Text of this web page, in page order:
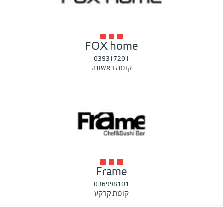
FOX home
039317201
קומה ראשונה
Frame
036998101
קומת קרקע